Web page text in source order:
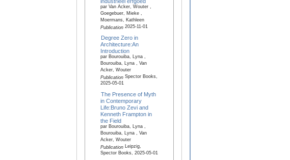
par Van Acker, Wouter ,
Goegebuer, Mieke ,
Moermans, Kathleen
Publication2025-11-01
Degree Zero in
Architecture:An
Introduction
par Bourouiba, Lyna ,
Bourouiba, Lyna , Van
Acker, Wouter
PublicationSpector Books,
2025-05-01
The Presence of Myth
in Contemporary
Life:Bruno Zevi and
Kenneth Frampton in
the Field
par Bourouiba, Lyna ,
Bourouiba, Lyna , Van
Acker, Wouter
PublicationLeipzig,
Spector Books, 2025-05-01